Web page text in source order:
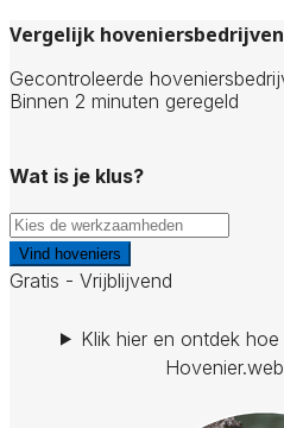
Vergelijk hoveniersbedrijven
Gecontroleerde
Binnen 2 minuten geregeld
Wat is je klus?
Vind hoveniers
Gratis - Vrijblijvend
Klik hier en ontdek